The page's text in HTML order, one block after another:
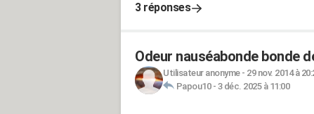
3 réponses
Odeur nauséabonde bonde
Utilisateur anonyme- 29 nov. 2014 à
Papou10- 3 déc. 2025 à 11:00